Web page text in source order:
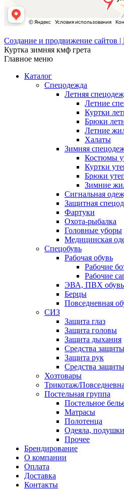
Создание и продвижение сайтов |
Куртка зимняя кмф грета
Главное меню
Каталог
Спецодежда
Летняя
Летние
Куртки
Брюки
Летние
Халаты
Зимняя
Костюмы
Куртки
Брюки
Зимние
Сигнальная
Защитная
Фартуки
Охота-рыбалка
Головные уборы
Медицинская
Спецобувь
Рабочая обувь
Рабочие
Рабочие
ЭВА, ПВХ обувь
Берцы
Повседневная
СИЗ
Защита глаз
Защита головы
Защита дыхания
Средства
Защита рук
Средства
Хозтовары
Трикотаж/
Постельная группа
Постельное
Матрасы
Полотенца
Одеяла, подушки
Прочее
Брендирование
О компании
Оплата
Доставка
Контакты